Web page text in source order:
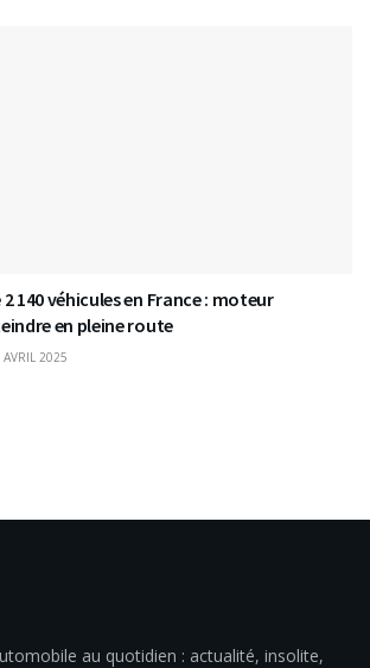
140 véhicules en France : moteur
en pleine route
2025
au quotidien : actualité, insolite,